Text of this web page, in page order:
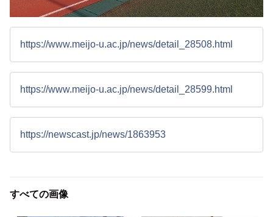
https://www.meijo-u.ac.jp/news/detail_28508.html
https://www.meijo-u.ac.jp/news/detail_28599.html
https://newscast.jp/news/1863953
すべての画像